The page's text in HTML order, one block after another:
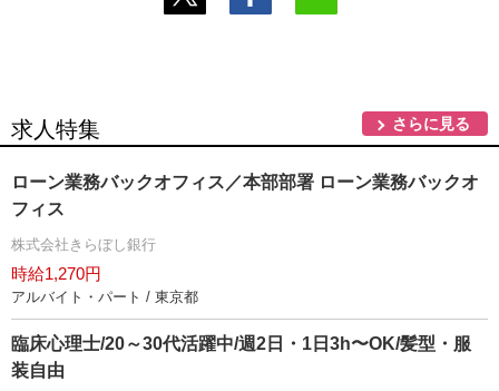
求人特集 さらに見る
ローン業務バックオフィス／本部部署 ローン業務バックオ
フィス
株式会社きらぼし銀行
時給1,270円
アルバイト・パート / 東京都
臨床心理士/20～30代活躍中/週2日・1日3h〜OK/髪型・服
装自由